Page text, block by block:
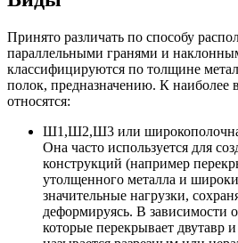
Принято различать по способу
параллельными гранями и
классифицируются по толщине
полок, предназначению. К наиболее
относятся:
Ш1,Ш2,Ш3 или
Она часто используется для
конструкций (например
утолщенного металла и
значительные нагрузки,
деформируясь. В зависимости
которые перекрывает двутавр